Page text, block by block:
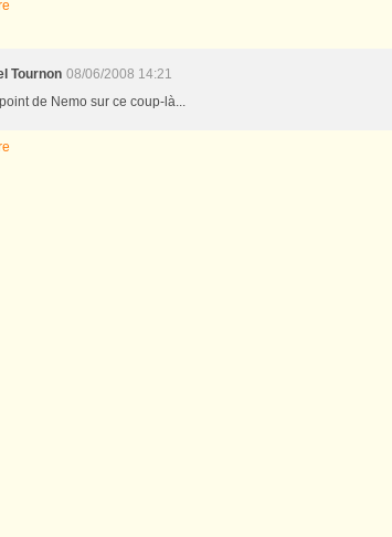
Tournon 08/06/2008 14:21
de Nemo sur ce coup-là...